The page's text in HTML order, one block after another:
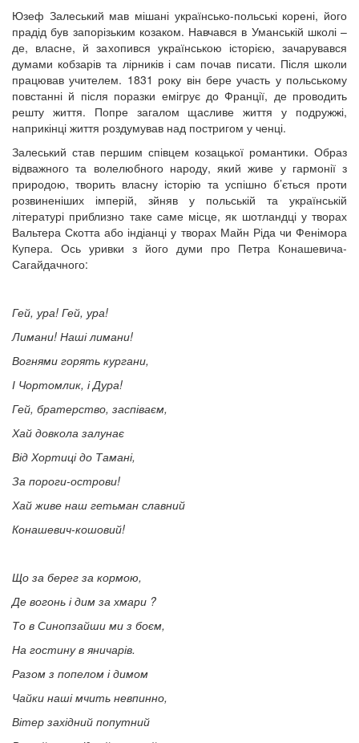
Юзеф Залеський мав мішані українсько-польські корені, його
прадід був запорізьким козаком. Навчався в Уманській школі –
де, власне, й захопився українською історією, зачарувався
думами кобзарів та лірників і сам почав писати. Після школи
працював учителем. 1831 року він бере участь у польському
повстанні й після поразки емігрує до Франції, де проводить
решту життя. Попре загалом щасливе життя у подружжі,
наприкінці життя роздумував над постригом у ченці.
Залеський став першим співцем козацької романтики. Образ
відважного та волелюбного народу, який живе у гармонії з
природою, творить власну історію та успішно б’ється проти
розвиненіших імперій, зйняв у польській та українській
літературі приблизно таке саме місце, як шотландці у творах
Вальтера Скотта або індіанці у творах Майн Ріда чи Фенімора
Купера. Ось уривки з його думи про Петра Конашевича-
Сагайдачного:
Гей, ура! Гей, ура!
Лимани! Наші лимани!
Вогнями горять кургани,
І Чортомлик, і Дура!
Гей, братерство, заспіваєм,
Хай довкола залунає
Від Хортиці до Тамані,
За пороги-острови!
Хай живе наш гетьман славний
Конашевич-кошовий!
Що за берег за кормою,
Де вогонь і дим за хмари ?
То в Синопзайши ми з боєм,
На гостину в яничарів.
Разом з попелом і димом
Чайки наші мчить невпинно,
Вітер західний попутний